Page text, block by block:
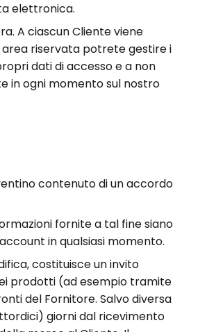
elettronica.
A ciascun Cliente viene
area riservata potrete gestire i
dati di accesso e a non
in ogni momento sul nostro
contenuto di un accordo
fornite a tal fine siano
in qualsiasi momento.
costituisce un invito
prodotti (ad esempio tramite
del Fornitore. Salvo diversa
giorni dal ricevimento